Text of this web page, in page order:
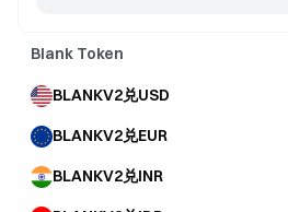
Blank Token
BLANKV2兑USD
BLANKV2兑EUR
BLANKV2兑INR